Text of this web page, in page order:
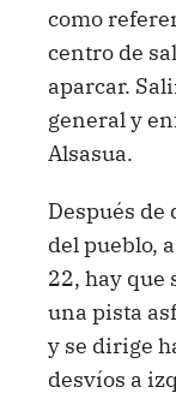
como
centro de
aparcar.
general y
Alsasua.
Después de
del pueblo,
22, hay que
una pista
y se dirige
desvíos a